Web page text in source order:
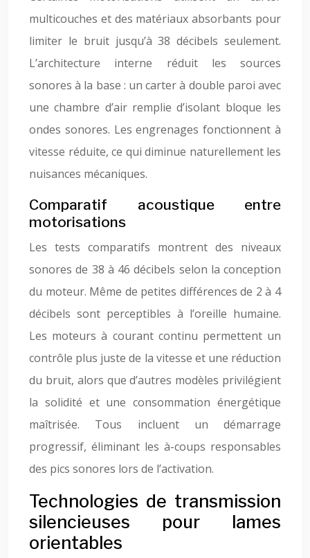
multicouches et des matériaux absorbants pour
limiter le bruit jusqu’à 38 décibels seulement.
L’architecture interne réduit les sources
sonores à la base : un carter à double paroi avec
une chambre d’air remplie d’isolant bloque les
ondes sonores. Les engrenages fonctionnent à
vitesse réduite, ce qui diminue naturellement les
nuisances mécaniques.
Comparatif acoustique entre
motorisations
Les tests comparatifs montrent des niveaux
sonores de 38 à 46 décibels selon la conception
du moteur. Même de petites différences de 2 à 4
décibels sont perceptibles à l’oreille humaine.
Les moteurs à courant continu permettent un
contrôle plus juste de la vitesse et une réduction
du bruit, alors que d’autres modèles privilégient
la solidité et une consommation énergétique
maîtrisée. Tous incluent un démarrage
progressif, éliminant les à-coups responsables
des pics sonores lors de l’activation.
Technologies de transmission
silencieuses pour lames
orientables